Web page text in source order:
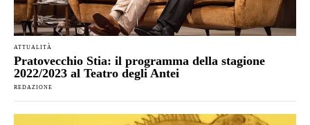
ATTUALITÀ
Pratovecchio Stia: il programma della stagione
2022/2023 al Teatro degli Antei
REDAZIONE